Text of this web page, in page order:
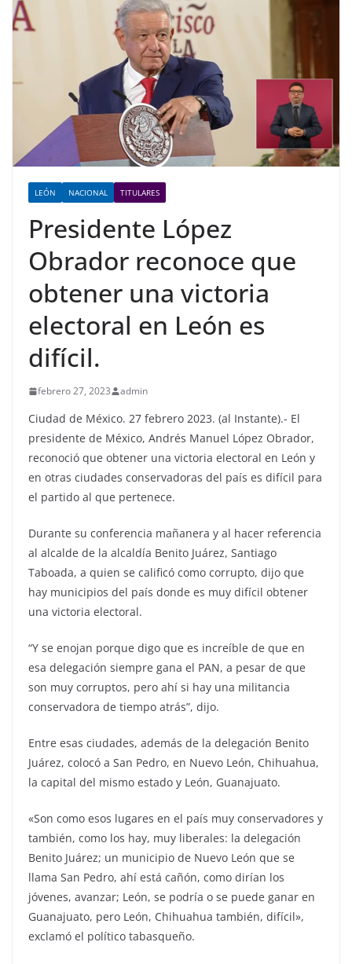
LEÓN NACIONAL TITULARES
Presidente López
Obrador reconoce que
obtener una victoria
electoral en León es
difícil.
febrero 27, 2023 admin
Ciudad de México. 27 febrero 2023. (al Instante).- El
presidente de México, Andrés Manuel López Obrador,
reconoció que obtener una victoria electoral en León y
en otras ciudades conservadoras del país es difícil para
el partido al que pertenece.
Durante su conferencia mañanera y al hacer referencia
al alcalde de la alcaldía Benito Juárez, Santiago
Taboada, a quien se calificó como corrupto, dijo que
hay municipios del país donde es muy difícil obtener
una victoria electoral.
“Y se enojan porque digo que es increíble de que en
esa delegación siempre gana el PAN, a pesar de que
son muy corruptos, pero ahí si hay una militancia
conservadora de tiempo atrás”, dijo.
Entre esas ciudades, además de la delegación Benito
Juárez, colocó a San Pedro, en Nuevo León, Chihuahua,
la capital del mismo estado y León, Guanajuato.
«Son como esos lugares en el país muy conservadores y
también, como los hay, muy liberales: la delegación
Benito Juárez; un municipio de Nuevo León que se
llama San Pedro, ahí está cañón, como dirían los
jóvenes, avanzar; León, se podría o se puede ganar en
Guanajuato, pero León, Chihuahua también, difícil»,
exclamó el político tabasqueño.